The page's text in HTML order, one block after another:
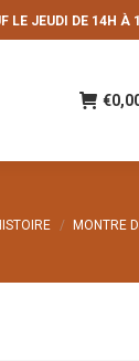
LE JEUDI DE 14H À
€
MONTRE